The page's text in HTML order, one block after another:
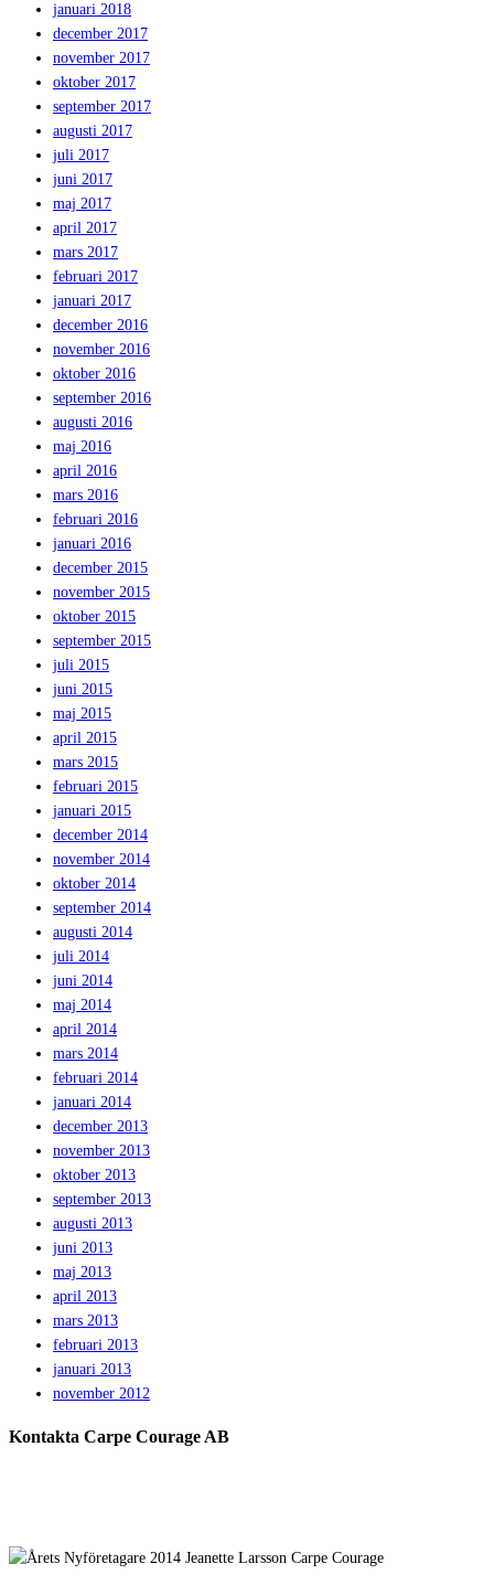
januari 2018
december 2017
november 2017
oktober 2017
september 2017
augusti 2017
juli 2017
juni 2017
maj 2017
april 2017
mars 2017
februari 2017
januari 2017
december 2016
november 2016
oktober 2016
september 2016
augusti 2016
maj 2016
april 2016
mars 2016
februari 2016
januari 2016
december 2015
november 2015
oktober 2015
september 2015
juli 2015
juni 2015
maj 2015
april 2015
mars 2015
februari 2015
januari 2015
december 2014
november 2014
oktober 2014
september 2014
augusti 2014
juli 2014
juni 2014
maj 2014
april 2014
mars 2014
februari 2014
januari 2014
december 2013
november 2013
oktober 2013
september 2013
augusti 2013
juni 2013
maj 2013
april 2013
mars 2013
februari 2013
januari 2013
november 2012
Kontakta Carpe Courage AB